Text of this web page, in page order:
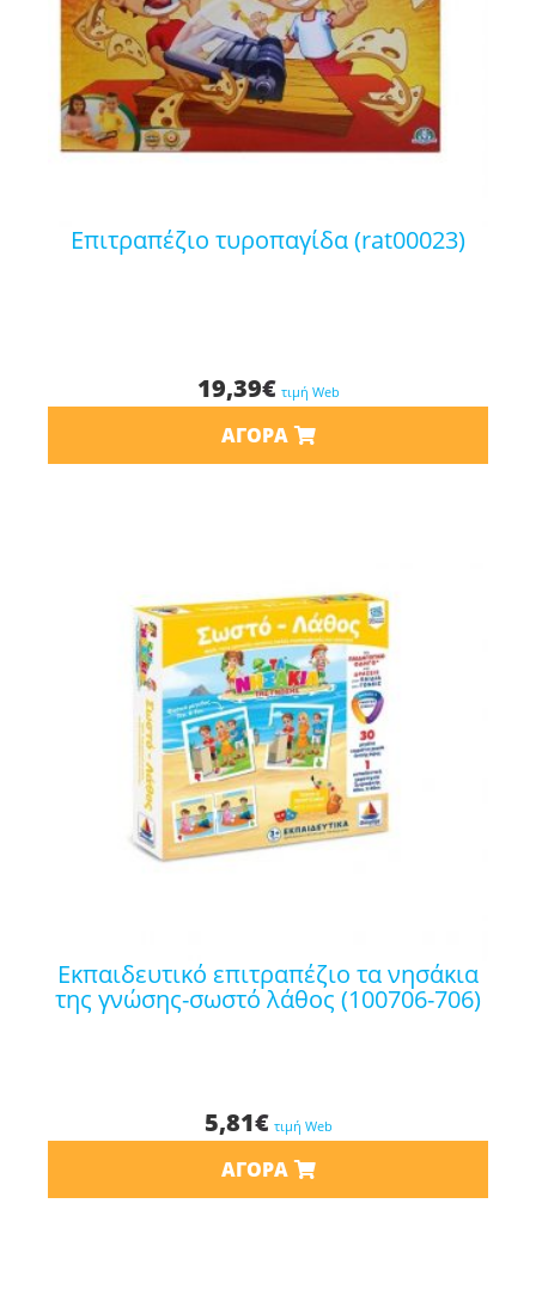
επιτραπέζιο τυροπαγίδα (rat00023)
19,39€ τιμή Web
ΑΓΟΡΆ
εκπαιδευτικό επιτραπέζιο τα νησάκια
της γνώσης-σωστό λάθος (100706-706)
5,81€ τιμή Web
ΑΓΟΡΆ